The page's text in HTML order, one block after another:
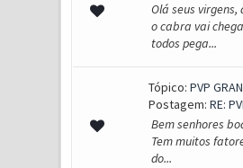
Olá seus
o cabra vai
todos pega...
Tópico: PVP
Postagem: RE:
Bem senhores
Tem muitos
do...